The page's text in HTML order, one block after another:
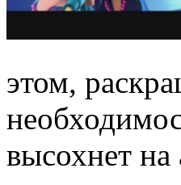
этом,
высохнет